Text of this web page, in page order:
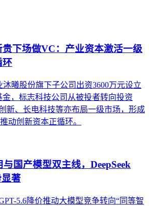
下场做VC：产业资本激活一级
环
沐曦股份旗下子公司出资3600万元设立
，标志科技公司从被投者转向投资
新、长电科技等亦布局一级市场，形成
动创新资本正循环。
国产模型双主线，DeepSeek
著
5.6降价推动大模型竞争转向“同等智